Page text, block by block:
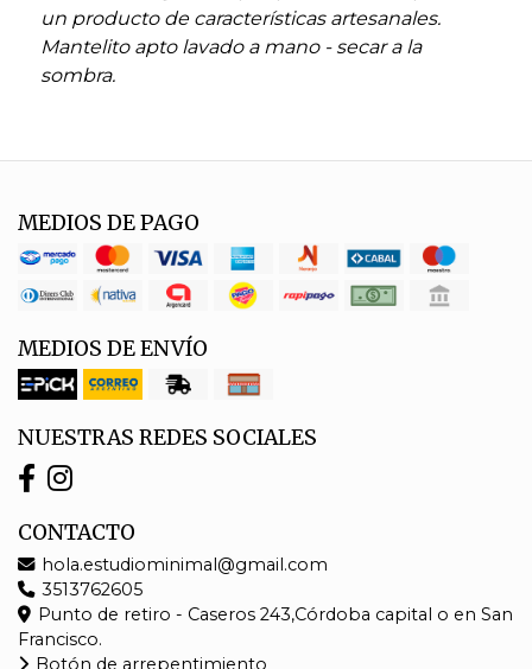
un producto de características artesanales.
Mantelito apto lavado a mano - secar a la
sombra.
MEDIOS DE PAGO
MEDIOS DE ENVÍO
NUESTRAS REDES SOCIALES
CONTACTO
hola.estudiominimal@gmail.com
3513762605
Punto de retiro - Caseros 243,Córdoba capital o en San
Francisco.
Botón de arrepentimiento